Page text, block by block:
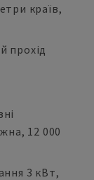
країв,
прохід
12 000
3 кВт,